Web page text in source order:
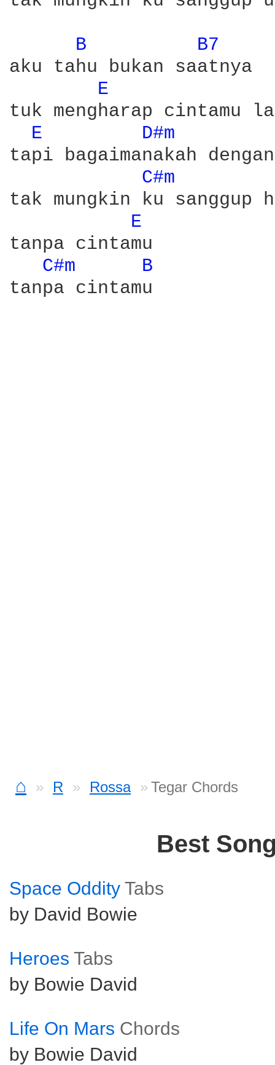
B
B7
aku tahu bukan saatnya
E
tuk mengharap cintamu
E
D#m
tapi bagaimanakah
C#m
tak mungkin ku
E
tanpa cintamu
C#m
B
⌂ R Rossa Tegar Chords
Best
Space Oddity Tabs
by David Bowie
Heroes Tabs
by Bowie David
Life On Mars Chords
by Bowie David